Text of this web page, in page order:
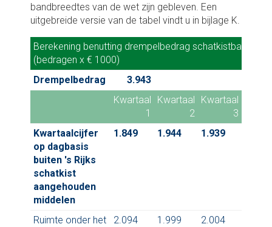
bandbreedtes van de wet zijn gebleven. Een
uitgebreide versie van de tabel vindt u in bijlage K.
Berekening benutting drempelbedrag schatkistbankieren
(bedragen x € 1000)
Berekening benutting drempelbedrag schatkistbankieren
(bedragen x € 1000)
Drempelbedrag
3.943
Kwartaal
1
Kwartaal
2
Kwartaal
3
Kwartaalcijfer
op dagbasis
buiten 's Rijks
schatkist
aangehouden
middelen
1.849 1.944 1.939
Ruimte onder het
2.094 1.999 2.004